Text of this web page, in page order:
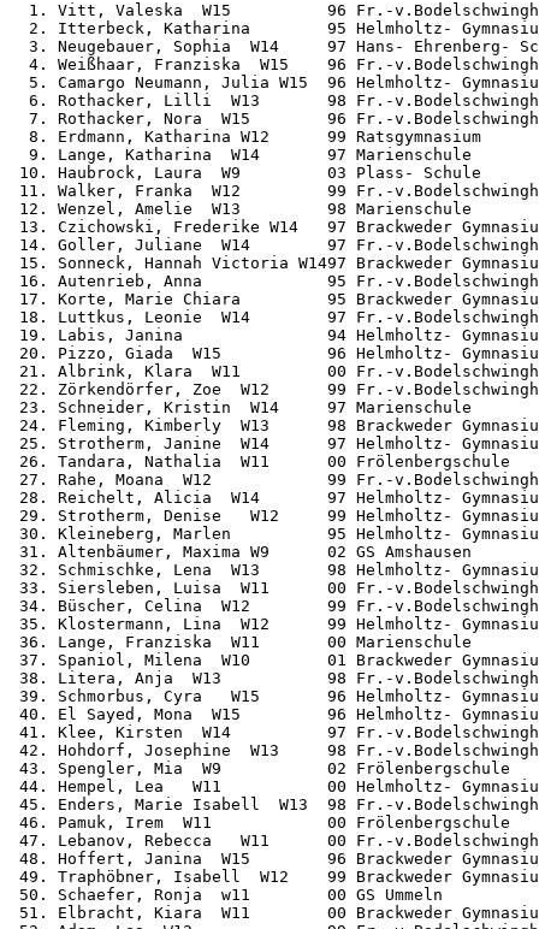
1. Vitt, Valeska  W15          96 Fr.-
2. Itterbeck, Katharina        95 Helmholtz-
3. Neugebauer, Sophia  W14     97 Hans- Ehrenberg-
4. Weißhaar, Franziska  W15    96 Fr.-
5. Camargo Neumann, Julia W15  96 Helmholtz-
6. Rothacker, Lilli  W13       98 Fr.-
7. Rothacker, Nora  W15        96 Fr.-
8. Erdmann, Katharina W12      99 Ratsgymnasium
9. Lange, Katharina  W14       97 Marienschule
10. Haubrock, Laura  W9         03 Plass- Schule
11. Walker, Franka  W12         99 Fr.-
12. Wenzel, Amelie  W13         98 Marienschule
13. Czichowski, Frederike W14   97 Brackweder
14. Goller, Juliane  W14        97 Fr.-
15. Sonneck, Hannah Victoria W1497 Brackweder
16. Autenrieb, Anna             95 Fr.-
17. Korte, Marie Chiara         95 Brackweder
18. Luttkus, Leonie  W14        97 Fr.-
19. Labis, Janina               94 Helmholtz-
20. Pizzo, Giada  W15           96 Helmholtz-
21. Albrink, Klara  W11         00 Fr.-
22. Zörkendörfer, Zoe  W12      99 Fr.-
23. Schneider, Kristin  W14     97 Marienschule
24. Fleming, Kimberly  W13      98 Brackweder
25. Strotherm, Janine  W14      97 Helmholtz-
26. Tandara, Nathalia  W11      00
27. Rahe, Moana  W12            99 Fr.-
28. Reichelt, Alicia  W14       97 Helmholtz-
29. Strotherm, Denise   W12     99 Helmholtz-
30. Kleineberg, Marlen          95 Helmholtz-
31. Altenbäumer, Maxima W9      02 GS Amshausen
32. Schmischke, Lena  W13       98 Helmholtz-
33. Siersleben, Luisa  W11      00 Fr.-
34. Büscher, Celina  W12        99 Fr.-
35. Klostermann, Lina  W12      99 Helmholtz-
36. Lange, Franziska  W11       00 Marienschule
37. Spaniol, Milena  W10        01 Brackweder
38. Litera, Anja  W13           98 Fr.-
39. Schmorbus, Cyra   W15       96 Helmholtz-
40. El Sayed, Mona  W15         96 Helmholtz-
41. Klee, Kirsten  W14          97 Fr.-
42. Hohdorf, Josephine  W13     98 Fr.-
43. Spengler, Mia  W9           02
44. Hempel, Lea   W11           00 Helmholtz-
45. Enders, Marie Isabell  W13  98 Fr.-
46. Pamuk, Irem  W11            00
47. Lebanov, Rebecca   W11      00 Fr.-
48. Hoffert, Janina  W15        96 Brackweder
49. Traphöbner, Isabell  W12    99 Brackweder
50. Schaefer, Ronja  w11        00 GS Ummeln
51. Elbracht, Kiara  W11        00 Brackweder